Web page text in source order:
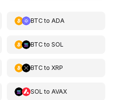
BTCto ADA
BTCto SOL
BTCto XRP
SOL to AVAX